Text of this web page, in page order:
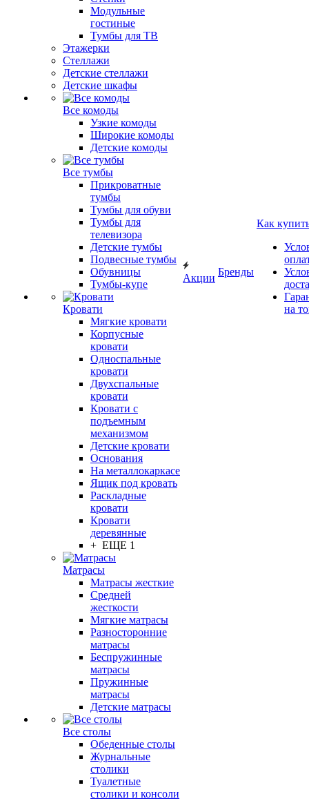
Модульные
гостиные
Тумбы для ТВ
Этажерки
Стеллажи
Детские стеллажи
Детские шкафы
Все комоды
Узкие комоды
Широкие комоды
Детские комоды
Все тумбы
Прикроватные
тумбы
Тумбы для обуви
Тумбы для
телевизора
Детские тумбы
Подвесные тумбы
Обувницы
Тумбы-купе
Кровати
Мягкие кровати
Корпусные
кровати
Односпальные
кровати
Двухспальные
кровати
Кровати с
подъемным
механизмом
Детские кровати
Основания
На металлокаркасе
Ящик под кровать
Раскладные
кровати
Кровати
деревянные
+ ЕЩЕ 1
Матрасы
Матрасы жесткие
Средней
жесткости
Мягкие матрасы
Разносторонние
матрасы
Беспружинные
матрасы
Пружинные
матрасы
Детские матрасы
Все столы
Обеденные столы
Журнальные
столики
Туалетные
столики и консоли
Акции
Бренды
Как
на